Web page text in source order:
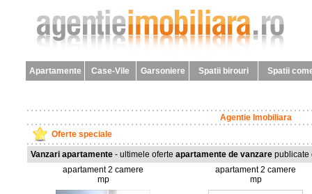
Apartamente Case-Vile Garsoniere Spatii birouri Spatii
Agentie Imobiliara
Oferte speciale
Vanzari apartamente- ultimele oferte apartamente de vanzarepublicate
apartament 2 camere
mp
apartament 2 camere
mp